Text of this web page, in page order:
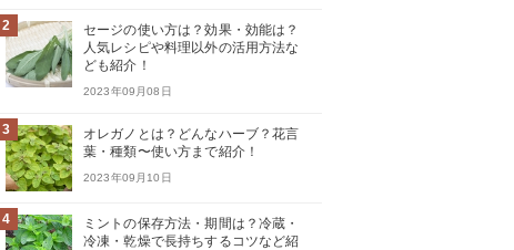
2
セージの使い方は？効果・効能は？
人気レシピや料理以外の活用方法な
ども紹介！
2023年09月08日
3
オレガノとは？どんなハーブ？花言
葉・種類〜使い方まで紹介！
2023年09月10日
4
ミントの保存方法・期間は？冷蔵・
冷凍・乾燥で長持ちするコツなど紹